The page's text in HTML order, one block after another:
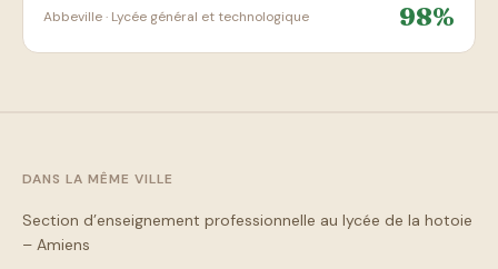
Abbeville · Lycée général et technologique 98%
DANS LA MÊME VILLE
Section d’enseignement professionnelle au lycée de la hotoie
– Amiens